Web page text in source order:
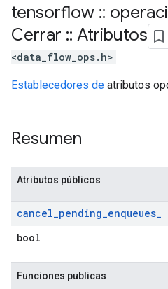
tensorflow ::
Cerrar :: Atributos
<data_flow_ops.h>
Establecedores de atributos
Resumen
Atributos públicos
cancel_pending_enqueues_
bool
Funciones publicas